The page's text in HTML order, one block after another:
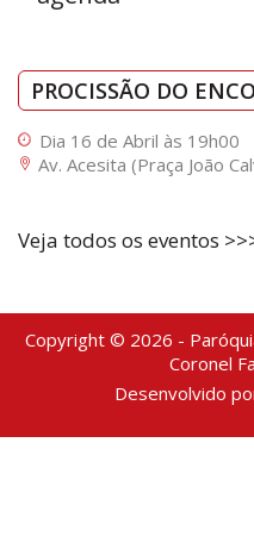
PROCISSÃO DO
Dia 16 de Abril às 19h00
Av. Acesita (Praça João
Veja todos os eventos
Copyright © 2026 -
Coronel
Desenvolvido